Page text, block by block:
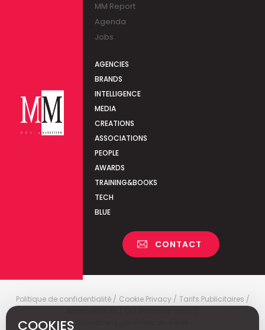
MM Report
Agenda
Jobs
AGENCIES
BRANDS
INTELLIGENCE
MEDIA
CREATIONS
ASSOCIATIONS
PEOPLE
AWARDS
TRAINING&BOOKS
TECH
BLUE
CONTACT
Politique de confidentialité Cookie Privacy
Tarifs Publicitaires
COOKIES